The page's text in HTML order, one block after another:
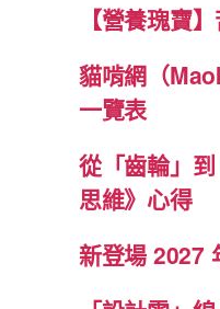
【營養瑰寶
貓啃網（
一覽表
從「齒輪」
思維》心得
新登場 2027